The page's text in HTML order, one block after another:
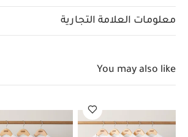
وتجفيف على درجة حرارة منخفضة
بلون أبيض - 5 قطع
طقم بطبعة سماوية، قطعتين
معلومات العلامة التجارية
You may also like